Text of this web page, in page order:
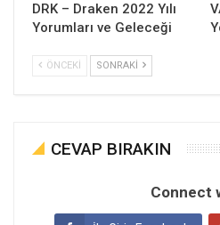
DRK – Draken 2022 Yılı
Yorumları ve Geleceği
ÖNCEKI SONRAKI
CEVAP BIRAKIN
Connect